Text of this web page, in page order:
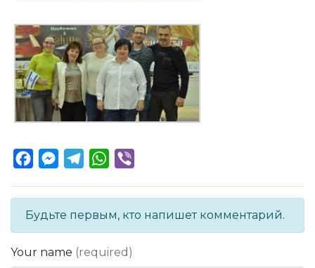
FacebookMessenger
TelegramWhatsApp
Будьте первым, кто напишет комментарий.
Your name (required)